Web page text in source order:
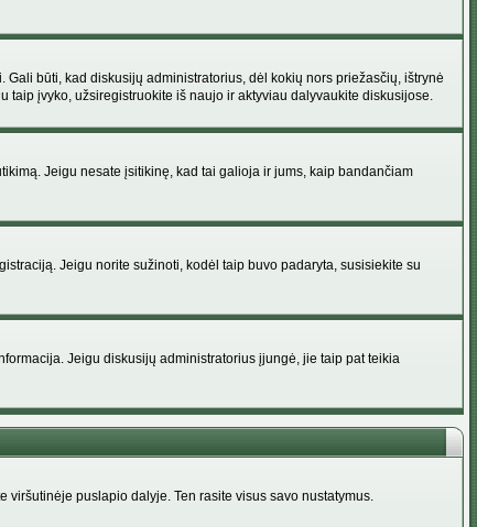
būti, kad diskusijų administratorius, dėl kokių nors priežasčių, ištrynė
įvyko, užsiregistruokite iš naujo ir aktyviau dalyvaukite diskusijose.
Jeigu nesate įsitikinę, kad tai galioja ir jums, kaip bandančiam
Jeigu norite sužinoti, kodėl taip buvo padaryta, susisiekite su
Jeigu diskusijų administratorius įjungė, jie taip pat teikia
puslapio dalyje. Ten rasite visus savo nustatymus.